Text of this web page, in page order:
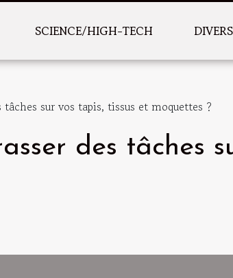
SCIENCE/HIGH-TECH DIVERS
sur vos tapis, tissus et moquettes ?
des tâches